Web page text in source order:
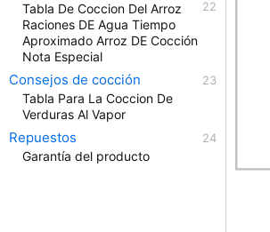
Tabla De Coccion Del Arroz
Raciones DE Agua Tiempo
Aproximado Arroz DE Cocción
Nota Especial
Consejos de cocción
Tabla Para La Coccion De
Verduras Al Vapor
Repuestos
Garantía del producto